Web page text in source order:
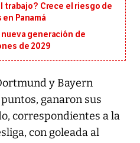
trabajo? Crece el riesgo de
Panamá
nueva generación de
de 2029
y Bayern
ganaron sus
correspondientes a la
con goleada al